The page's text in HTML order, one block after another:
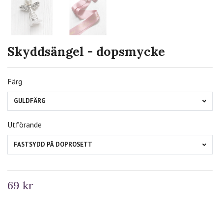
Skyddsängel - dopsmycke
Färg
GULDFÄRG
Utförande
FASTSYDD PÅ DOPROSETT
69 kr